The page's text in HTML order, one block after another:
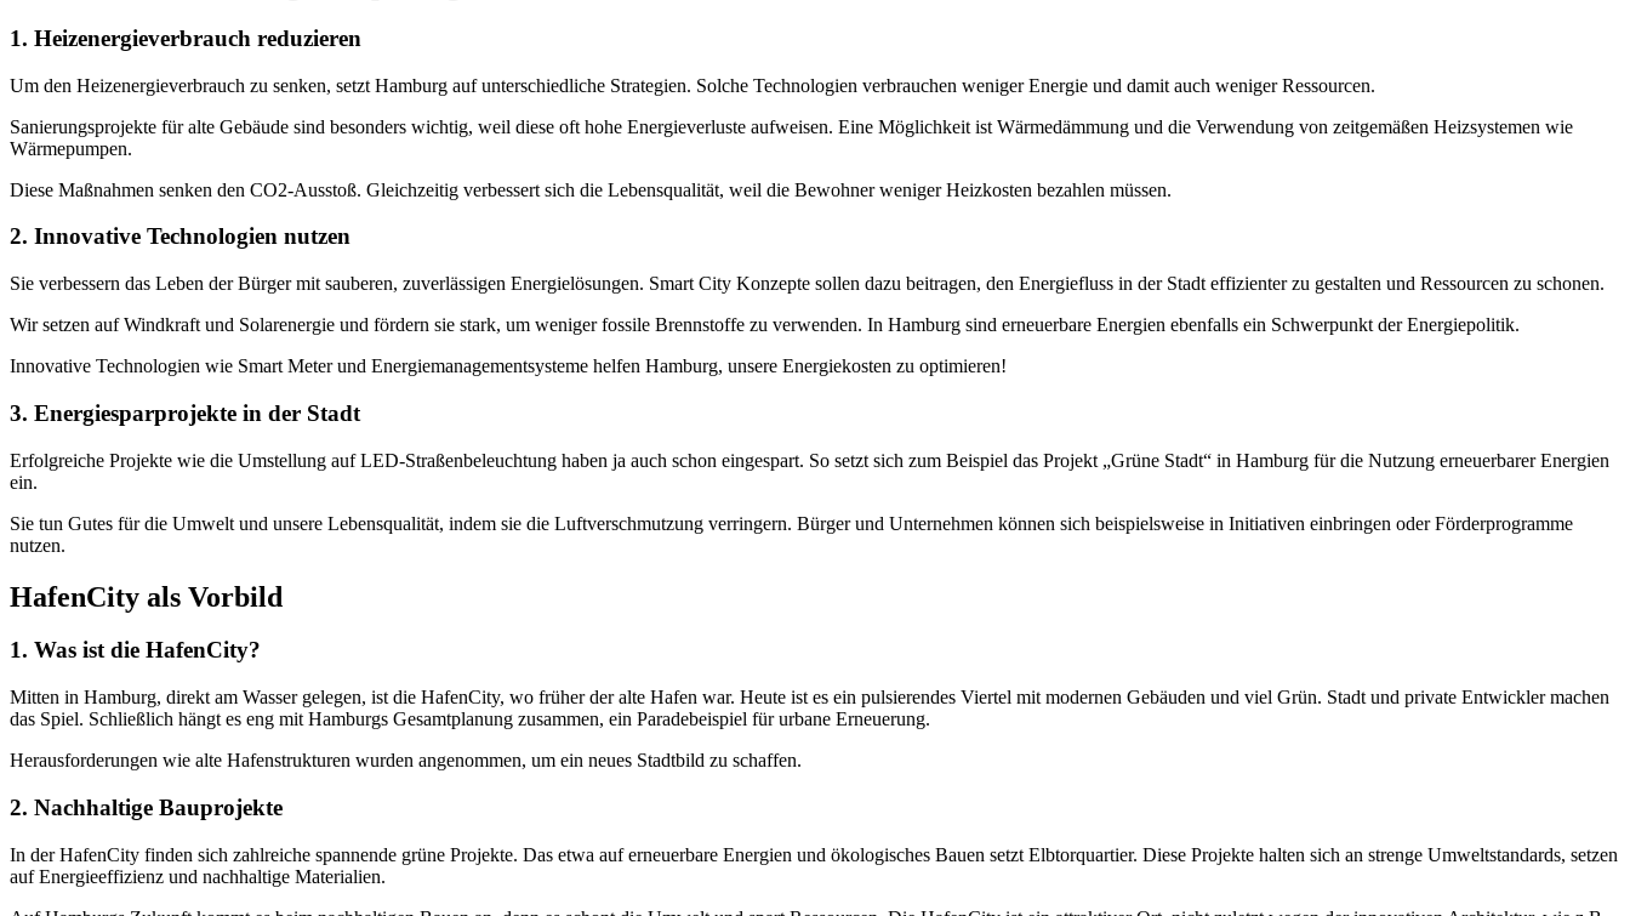
1. Heizenergieverbrauch reduzieren
Um den Heizenergieverbrauch zu senken, setzt Hamburg auf unterschiedliche Strategien. Solche Technologien verbrauchen weniger Energie und damit auch weniger Ressourcen.
Sanierungsprojekte für alte Gebäude sind besonders wichtig, weil diese oft hohe Energieverluste aufweisen. Eine Möglichkeit ist Wärmedämmung und die Verwendung von zeitgemäßen Heizsystemen wie
Wärmepumpen.
Diese Maßnahmen senken den CO2-Ausstoß. Gleichzeitig verbessert sich die Lebensqualität, weil die Bewohner weniger Heizkosten bezahlen müssen.
2. Innovative Technologien nutzen
Sie verbessern das Leben der Bürger mit sauberen, zuverlässigen Energielösungen. Smart City Konzepte sollen dazu beitragen, den Energiefluss in der Stadt effizienter zu gestalten und Ressourcen zu schonen.
Wir setzen auf Windkraft und Solarenergie und fördern sie stark, um weniger fossile Brennstoffe zu verwenden. In Hamburg sind erneuerbare Energien ebenfalls ein Schwerpunkt der Energiepolitik.
Innovative Technologien wie Smart Meter und Energiemanagementsysteme helfen Hamburg, unsere Energiekosten zu optimieren!
3. Energiesparprojekte in der Stadt
Erfolgreiche Projekte wie die Umstellung auf LED-Straßenbeleuchtung haben ja auch schon eingespart. So setzt sich zum Beispiel das Projekt „Grüne Stadt“ in Hamburg für die Nutzung erneuerbarer Energien
ein.
Sie tun Gutes für die Umwelt und unsere Lebensqualität, indem sie die Luftverschmutzung verringern. Bürger und Unternehmen können sich beispielsweise in Initiativen einbringen oder Förderprogramme
nutzen.
HafenCity als Vorbild
1. Was ist die HafenCity?
Mitten in Hamburg, direkt am Wasser gelegen, ist die HafenCity, wo früher der alte Hafen war. Heute ist es ein pulsierendes Viertel mit modernen Gebäuden und viel Grün. Stadt und private Entwickler machen
das Spiel. Schließlich hängt es eng mit Hamburgs Gesamtplanung zusammen, ein Paradebeispiel für urbane Erneuerung.
Herausforderungen wie alte Hafenstrukturen wurden angenommen, um ein neues Stadtbild zu schaffen.
2. Nachhaltige Bauprojekte
In der HafenCity finden sich zahlreiche spannende grüne Projekte. Das etwa auf erneuerbare Energien und ökologisches Bauen setzt Elbtorquartier. Diese Projekte halten sich an strenge Umweltstandards, setzen
auf Energieeffizienz und nachhaltige Materialien.